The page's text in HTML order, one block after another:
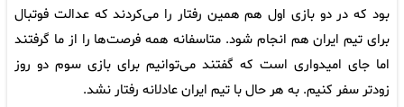
بود که در دو بازی اول هم همین رفتار را می‌کردند که عدالت فوتبال
برای تیم ایران هم انجام شود. متاسفانه همه فرصت‌ها را از ما گرفتند
اما جای امیدواری است که گفتند می‌توانیم برای بازی سوم دو روز
زودتر سفر کنیم. به هر حال با تیم ایران عادلانه رفتار نشد.